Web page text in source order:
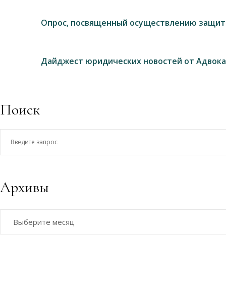
Опрос, посвященный осуществлению
Дайджест юридических новостей от
Поиск
Архивы